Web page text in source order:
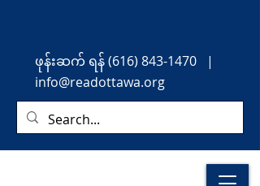
ဖုန်းဆက် ရန်(616) 843-1470 |
info@readottawa.org